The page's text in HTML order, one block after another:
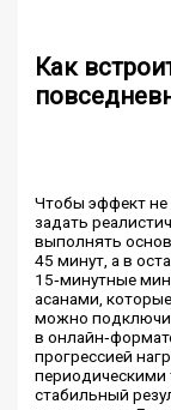
Как
Чтобы эффект
задать
выполнять
45 минут, а в
15‑минутные
асанами,
можно
в
прогрессией
периодическими
стабильный